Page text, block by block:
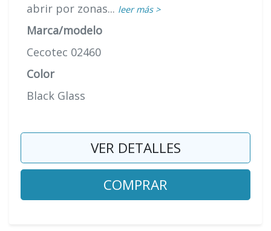
abrir por zonas... leer más >
Marca/modelo
Cecotec 02460
Color
Black Glass
VER DETALLES
COMPRAR